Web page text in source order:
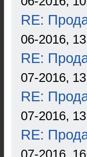
RE:
06-2016,
RE:
07-2016,
RE:
07-2016,
RE:
07-2016,